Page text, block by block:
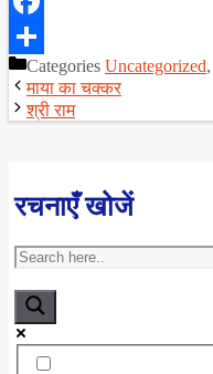
Facebook
ShareCategories Uncategorized,
माया का चक्कर
श्री राम
रचनाएँ खोजें